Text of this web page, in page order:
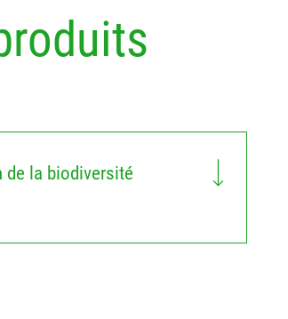
de la biodiversité